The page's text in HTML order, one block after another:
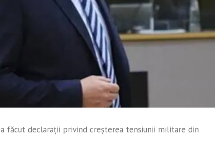
a făcut declarații privind creșterea tensiunii militare din